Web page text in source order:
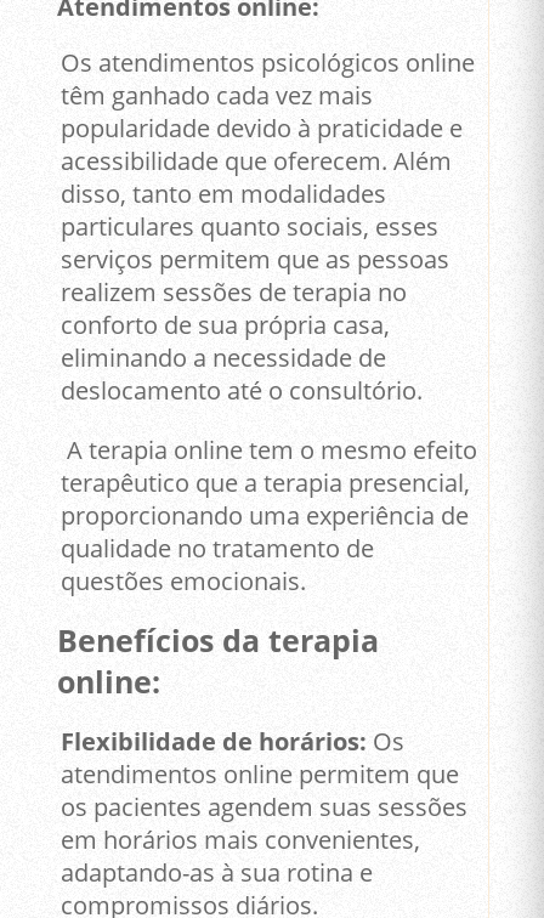
Atendimentos online:
Os atendimentos psicológicos online
têm ganhado cada vez mais
popularidade devido à praticidade e
acessibilidade que oferecem. Além
disso, tanto em modalidades
particulares quanto sociais, esses
serviços permitem que as pessoas
realizem sessões de terapia no
conforto de sua própria casa,
eliminando a necessidade de
deslocamento até o consultório.
A terapia online tem o mesmo efeito
terapêutico que a terapia presencial,
proporcionando uma experiência de
qualidade no tratamento de
questões emocionais.
Benefícios da terapia
online:
Flexibilidade de horários: Os
atendimentos online permitem que
os pacientes agendem suas sessões
em horários mais convenientes,
adaptando-as à sua rotina e
compromissos diários.